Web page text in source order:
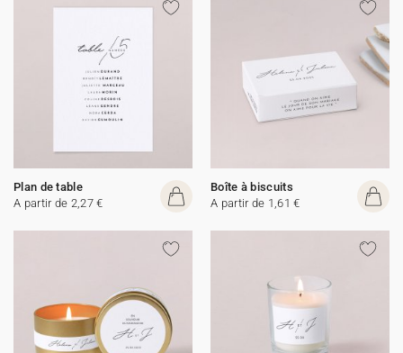
Plan de table
A partir de 2,27 €
Boîte à biscuits
A partir de 1,61 €